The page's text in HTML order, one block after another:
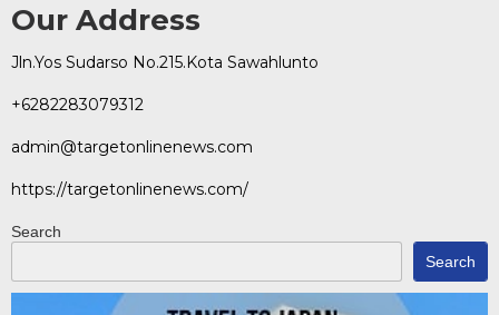
Our Address
Jln.Yos Sudarso No.215.Kota Sawahlunto
+6282283079312
admin@targetonlinenews.com
https://targetonlinenews.com/
Search
Search